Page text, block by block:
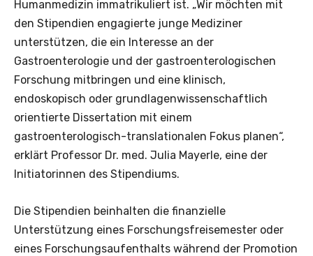
Humanmedizin immatrikuliert ist. „Wir möchten mit
den Stipendien engagierte junge Mediziner
unterstützen, die ein Interesse an der
Gastroenterologie und der gastroenterologischen
Forschung mitbringen und eine klinisch,
endoskopisch oder grundlagenwissenschaftlich
orientierte Dissertation mit einem
gastroenterologisch-translationalen Fokus planen“,
erklärt Professor Dr. med. Julia Mayerle, eine der
Initiatorinnen des Stipendiums.
Die Stipendien beinhalten die finanzielle
Unterstützung eines Forschungsfreisemester oder
eines Forschungsaufenthalts während der Promotion